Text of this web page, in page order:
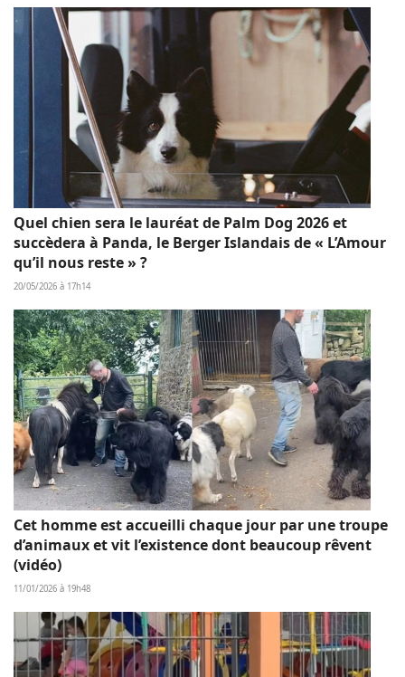
Quel chien sera le lauréat de Palm Dog 2026 et
succèdera à Panda, le Berger Islandais de « L’Amour
qu’il nous reste » ?
20/05/2026 à 17h14
Cet homme est accueilli chaque jour par une troupe
d’animaux et vit l’existence dont beaucoup rêvent
(vidéo)
11/01/2026 à 19h48